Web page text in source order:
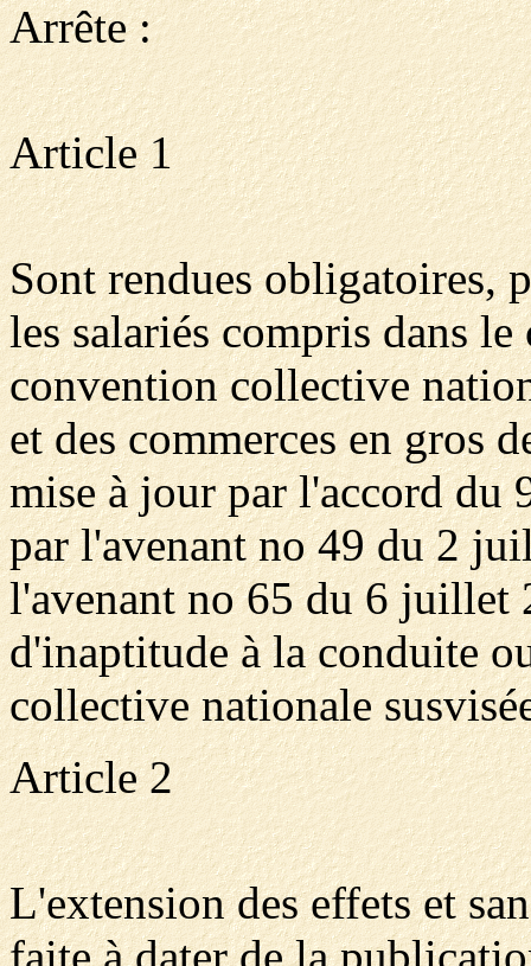
Arrête :
Article 1
Sont rendues obligatoires,
les salariés compris dans
convention collective
et des commerces en gros
mise à jour par l'accord du
par l'avenant no 49 du 2
l'avenant no 65 du 6 juillet
d'inaptitude à la conduite
collective nationale
Article 2
L'extension des effets et